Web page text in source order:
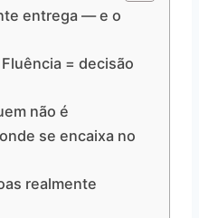
entrega — e o
= decisão
não é
se encaixa no
realmente